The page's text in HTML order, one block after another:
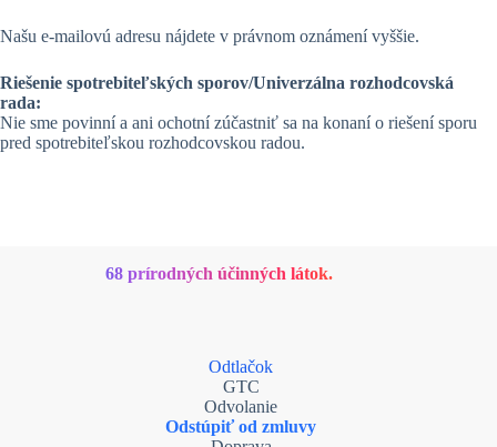
Našu e-mailovú adresu nájdete v právnom oznámení vyššie.
Riešenie spotrebiteľských sporov/Univerzálna rozhodcovská
rada:
Nie sme povinní a ani ochotní zúčastniť sa na konaní o riešení sporu
pred spotrebiteľskou rozhodcovskou radou.
68 prírodných účinných látok.
Odtlačok
GTC
Odvolanie
Odstúpiť od zmluvy